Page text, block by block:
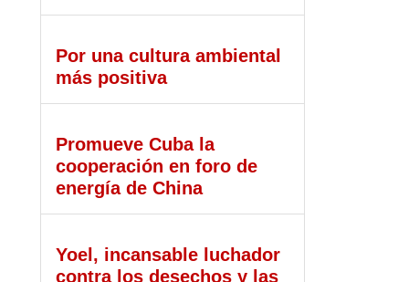
Por una cultura ambiental
más positiva
Promueve Cuba la
cooperación en foro de
energía de China
Yoel, incansable luchador
contra los desechos y las